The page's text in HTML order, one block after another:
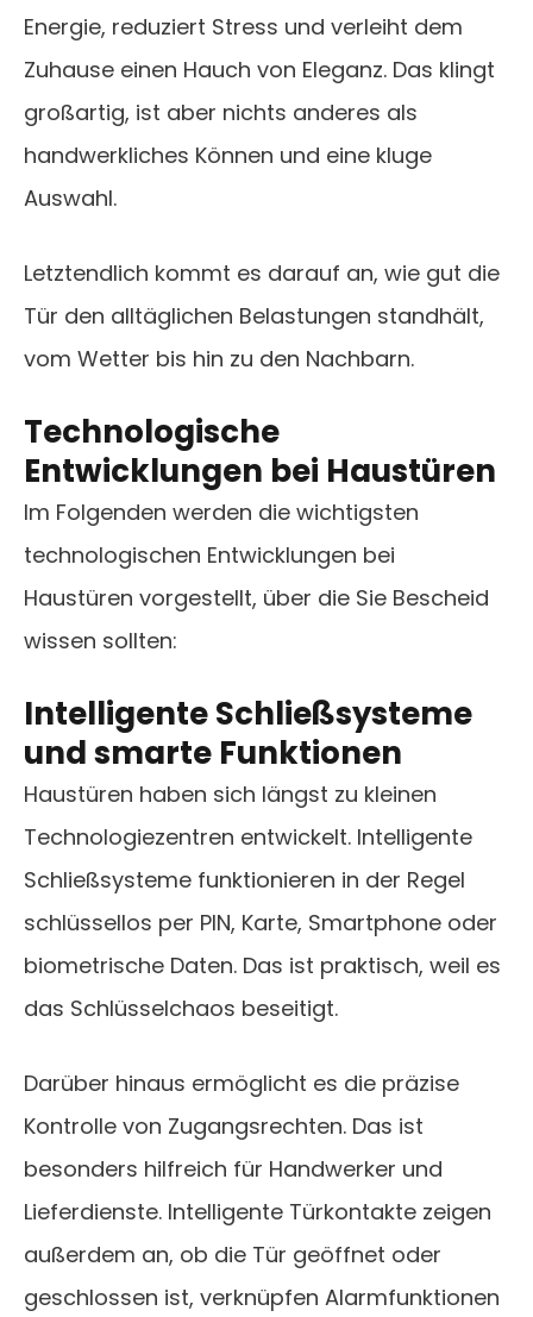
Energie, reduziert Stress und verleiht dem
Zuhause einen Hauch von Eleganz. Das klingt
großartig, ist aber nichts anderes als
handwerkliches Können und eine kluge
Auswahl.
Letztendlich kommt es darauf an, wie gut die
Tür den alltäglichen Belastungen standhält,
vom Wetter bis hin zu den Nachbarn.
Technologische
Entwicklungen bei Haustüren
Im Folgenden werden die wichtigsten
technologischen Entwicklungen bei
Haustüren vorgestellt, über die Sie Bescheid
wissen sollten:
Intelligente Schließsysteme
und smarte Funktionen
Haustüren haben sich längst zu kleinen
Technologiezentren entwickelt. Intelligente
Schließsysteme funktionieren in der Regel
schlüssellos per PIN, Karte, Smartphone oder
biometrische Daten. Das ist praktisch, weil es
das Schlüsselchaos beseitigt.
Darüber hinaus ermöglicht es die präzise
Kontrolle von Zugangsrechten. Das ist
besonders hilfreich für Handwerker und
Lieferdienste. Intelligente Türkontakte zeigen
außerdem an, ob die Tür geöffnet oder
geschlossen ist, verknüpfen Alarmfunktionen